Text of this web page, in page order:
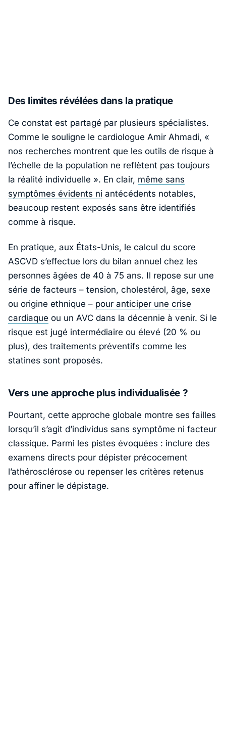
Des limites révélées dans la pratique
Ce constat est partagé par plusieurs spécialistes.
Comme le souligne le cardiologue Amir Ahmadi, «
nos recherches montrent que les outils de risque à
l’échelle de la population ne reflètent pas toujours
la réalité individuelle ». En clair, même sans
symptômes évidents ni antécédents notables,
beaucoup restent exposés sans être identifiés
comme à risque.
En pratique, aux États-Unis, le calcul du score
ASCVD s’effectue lors du bilan annuel chez les
personnes âgées de 40 à 75 ans. Il repose sur une
série de facteurs – tension, cholestérol, âge, sexe
ou origine ethnique – pour anticiper une crise
cardiaque ou un AVC dans la décennie à venir. Si le
risque est jugé intermédiaire ou élevé (20 % ou
plus), des traitements préventifs comme les
statines sont proposés.
Vers une approche plus individualisée ?
Pourtant, cette approche globale montre ses failles
lorsqu’il s’agit d’individus sans symptôme ni facteur
classique. Parmi les pistes évoquées : inclure des
examens directs pour dépister précocement
l’athérosclérose ou repenser les critères retenus
pour affiner le dépistage.